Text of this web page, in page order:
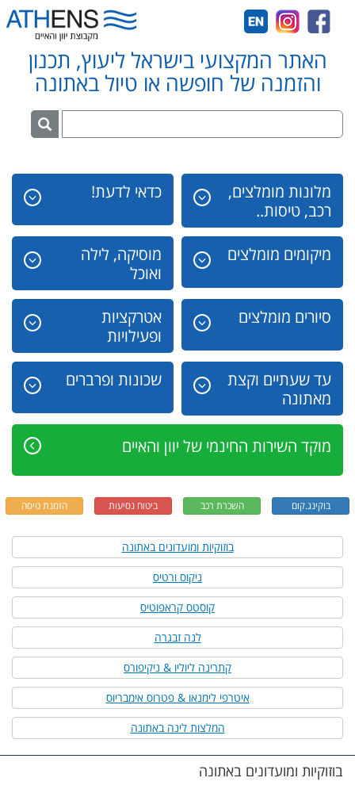
האתר המקצועי בישראל ליעוץ, תכנון
והזמנה של חופשה או טיול באתונה
מלונות מומלצים,
רכב, טיסות..
כדאי לדעת!
מיקומים מומלצים
מוסיקה, לילה
ואוכל
סיורים מומלצים
אטרקציות
ופעילויות
עד שעתיים וקצת
מאתונה
שכונות ופרברים
מוקד השירות החינמי של יוון והאיים
בוקינג.קום השכרת רכב ביטוח נסיעות הזמנת טיסה
בוזוקיות ומועדונים באתונה
ניקוס ורטיס
קוסטס קראפוטיס
לנה זבגרה
קתרינה ליוליו & ניקיפורס
איטרפי לימנאו & פטרוס אימבריוס
המלצות לינה באתונה
בוזוקיות ומועדונים באתונה